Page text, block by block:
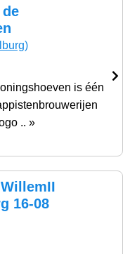
is één
.. »
16-08